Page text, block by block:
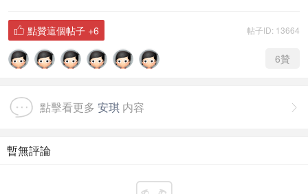
帖子ID: 13664
 點贊這個帖子 +6
6贊

點擊看更多 安琪 内容
暫無評論